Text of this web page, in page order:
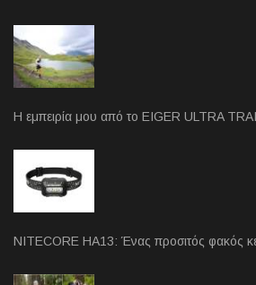
Η εμπειρία μου από το EIGER ULTRA
NITECORE HA13: Ένας προσιτός φακός